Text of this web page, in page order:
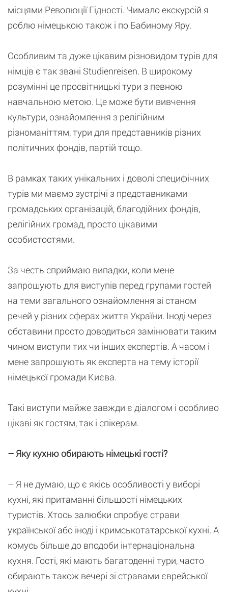
місцями Революції Гідності. Чимало екскурсій я
роблю німецькою також і по Бабиному Яру.
Особливим та дуже цікавим різновидом турів для
німців є так звані Studienreisen. В широкому
розумінні це просвітницькі тури з певною
навчальною метою. Це може бути вивчення
культури, ознайомлення з релігійним
різноманіттям, тури для представників різних
політичних фондів, партій тощо.
В рамках таких унікальних і доволі специфічних
турів ми маємо зустрічі з представниками
громадських організацій, благодійних фондів,
релігійних громад, просто цікавими
особистостями.
За честь сприймаю випадки, коли мене
запрошують для виступів перед групами гостей
на теми загального ознайомлення зі станом
речей у різних сферах життя України. Іноді через
обставини просто доводиться замінювати таким
чином виступи тих чи інших експертів. А часом і
мене запрошують як експерта на тему історії
німецької громади Києва.
Такі виступи майже завжди є діалогом і особливо
цікаві як гостям, так і спікерам.
– Яку кухню обирають німецькі гості?
– Я не думаю, що є якісь особливості у виборі
кухні, які притаманні більшості німецьких
туристів. Хтось залюбки спробує страви
української або іноді і кримськотатарської кухні. А
комусь більше до вподоби інтернаціональна
кухня. Гості, які мають багатоденні тури, часто
обирають також вечері зі стравами єврейської